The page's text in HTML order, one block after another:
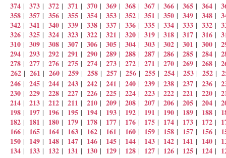
374 | 373 | 372 | 371 | 370 | 369 | 368 | 367 | 366 | 365 | 364 |
358 | 357 | 356 | 355 | 354 | 353 | 352 | 351 | 350 | 349 | 348 |
342 | 341 | 340 | 339 | 338 | 337 | 336 | 335 | 334 | 333 | 332 |
326 | 325 | 324 | 323 | 322 | 321 | 320 | 319 | 318 | 317 | 316 |
310 | 309 | 308 | 307 | 306 | 305 | 304 | 303 | 302 | 301 | 300 |
294 | 293 | 292 | 291 | 290 | 289 | 288 | 287 | 286 | 285 | 284 |
278 | 277 | 276 | 275 | 274 | 273 | 272 | 271 | 270 | 269 | 268 |
262 |261 |260 |259 |258 |257 |256 |255 |254 |253 |252 |
246 | 245 | 244 | 243 | 242 | 241 | 240 | 239 | 238 | 237 | 236 |
230 | 229 | 228 | 227 | 226 | 225 | 224 | 223 | 222 | 221 | 220 |
214 | 213 | 212 | 211 | 210 | 209 | 208 | 207 | 206 | 205 | 204 |
198 | 197 | 196 | 195 | 194 | 193 | 192 | 191 | 190 | 189 | 188 |
182 | 181 | 180 | 179 | 178 | 177 | 176 | 175 | 174 | 173 | 172 |
166 | 165 | 164 | 163 | 162 | 161 | 160 | 159 | 158 | 157 | 156 |
150 | 149 | 148 | 147 | 146 | 145 | 144 | 143 | 142 | 141 | 140 |
134 | 133 | 132 | 131 | 130 | 129 | 128 | 127 | 126 | 125 | 124 |